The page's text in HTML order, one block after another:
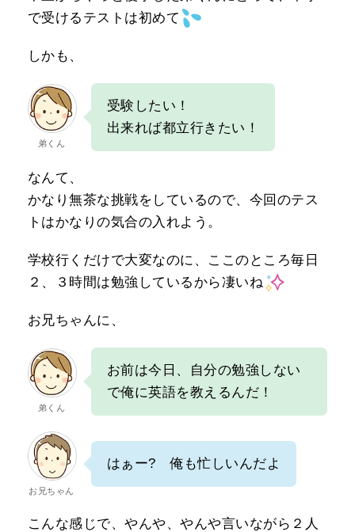
で受けるテストは初めて
しかも、
弟くん
受験したい！
出来れば都立行きたい！
なんて、
かなり無茶な挑戦をしているので、今回のテス
トはかなりの気合の入れよう。
学校行くだけで大変なのに、ここのところ毎日
２、３時間は勉強しているから凄いね
お兄ちゃんに、
弟くん
お前は今日、自分の勉強しない
で俺に英語を教えるんだ！
お兄ちゃん
はぁー? 俺も忙しいんだよ
こんな感じで、やんや、やんや言いながら２人